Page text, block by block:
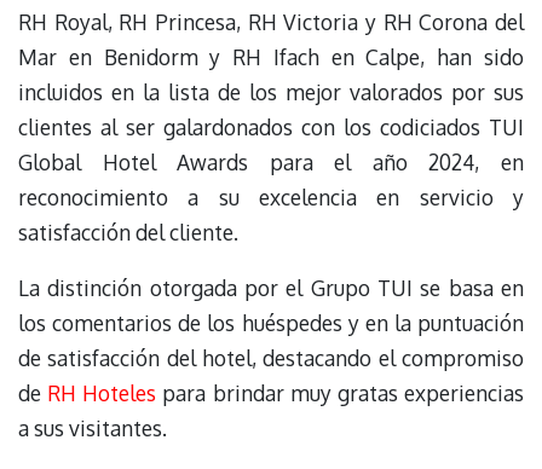
RH Royal, RH Princesa, RH Victoria y RH Corona del
Mar en Benidorm y RH Ifach en Calpe, han sido
incluidos en la lista de los mejor valorados por sus
clientes al ser galardonados con los codiciados TUI
Global Hotel Awards para el año 2024, en
reconocimiento a su excelencia en servicio y
satisfacción del cliente.
La distinción otorgada por el Grupo TUI se basa en
los comentarios de los huéspedes y en la puntuación
de satisfacción del hotel, destacando el compromiso
de RH Hoteles para brindar muy gratas experiencias
a sus visitantes.